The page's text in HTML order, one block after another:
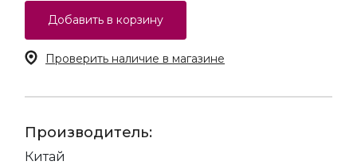
Добавить в корзину
Проверить наличие в магазине
Производитель:
Китай